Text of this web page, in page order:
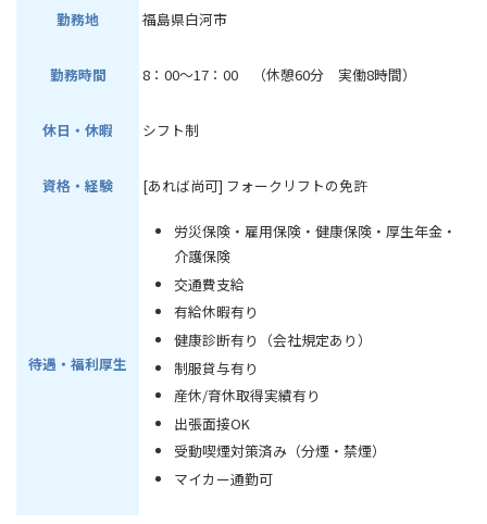
勤務地 福島県白河市
勤務時間 8：00～17：00 （休憩60分 実働8時間）
休日・休暇 シフト制
資格・経験 [あれば尚可] フォークリフトの免許
待遇・福利厚生
労災保険・雇用保険・健康保険・厚生年金・
介護保険
交通費支給
有給休暇有り
健康診断有り（会社規定あり）
制服貸与有り
産休/育休取得実績有り
出張面接OK
受動喫煙対策済み（分煙・禁煙）
マイカー通勤可